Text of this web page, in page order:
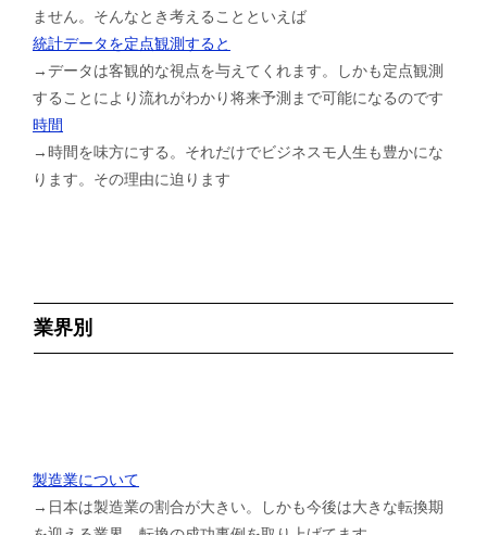
ません。そんなとき考えることといえば
統計データを定点観測すると
→データは客観的な視点を与えてくれます。しかも定点観測
することにより流れがわかり将来予測まで可能になるのです
時間
→時間を味方にする。それだけでビジネスモ人生も豊かにな
ります。その理由に迫ります
業界別
製造業について
→日本は製造業の割合が大きい。しかも今後は大きな転換期